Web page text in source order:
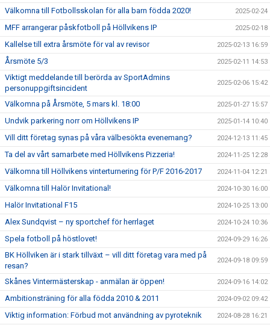
Välkomna till Fotbollsskolan för alla barn födda 2020! 2025-02-24
MFF arrangerar påskfotboll på Höllvikens IP 2025-02-18
Kallelse till extra årsmöte för val av revisor 2025-02-13 16:59
Årsmöte 5/3 2025-02-11 14:53
Viktigt meddelande till berörda av SportAdmins
personuppgiftsincident
2025-02-06 15:42
Välkomna på Årsmöte, 5 mars kl. 18:00 2025-01-27 15:57
Undvik parkering norr om Höllvikens IP 2025-01-14 10:40
Vill ditt företag synas på våra välbesökta evenemang? 2024-12-13 11:45
Ta del av vårt samarbete med Höllvikens Pizzeria! 2024-11-25 12:28
Välkomna till Höllvikens vinterturnering för P/F 2016-2017 2024-11-04 12:21
Välkomna till Halör Invitational! 2024-10-30 16:00
Halör Invitational F15 2024-10-25 13:00
Alex Sundqvist – ny sportchef för herrlaget 2024-10-24 10:36
Spela fotboll på höstlovet! 2024-09-29 16:26
BK Höllviken är i stark tillväxt – vill ditt företag vara med på
resan?
2024-09-18 09:59
Skånes Vintermästerskap - anmälan är öppen! 2024-09-16 14:02
Ambitionsträning för alla födda 2010 & 2011 2024-09-02 09:42
Viktig information: Förbud mot användning av pyroteknik 2024-08-28 16:21